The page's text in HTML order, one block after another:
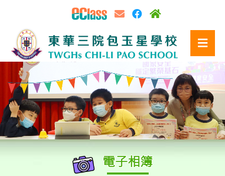
電子相簿